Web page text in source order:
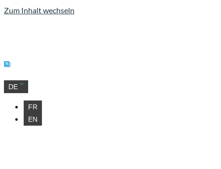
Zum Inhalt wechseln
DE
FR
EN